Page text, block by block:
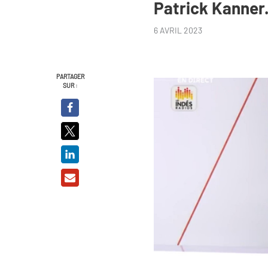
Patrick
6 AVRIL 2023
PARTAGER
SUR :